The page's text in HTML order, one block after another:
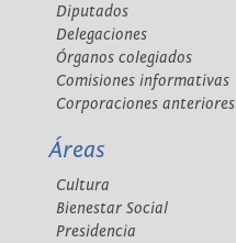
Diputados
Delegaciones
Órganos colegiados
Comisiones informativas
Corporaciones anteriores
Áreas
Cultura
Bienestar Social
Presidencia